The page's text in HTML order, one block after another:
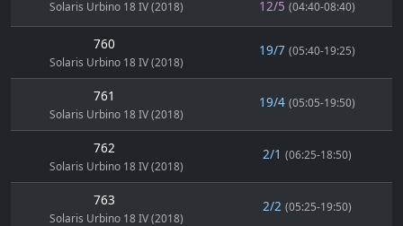
Solaris Urbino 18 IV (2018) 12/5 (04:40-08:40)
760
Solaris Urbino 18 IV (2018)
19/7 (05:40-19:25)
761
Solaris Urbino 18 IV (2018)
19/4 (05:05-19:50)
762
Solaris Urbino 18 IV (2018)
2/1 (06:25-18:50)
763
Solaris Urbino 18 IV (2018)
2/2 (05:25-19:50)